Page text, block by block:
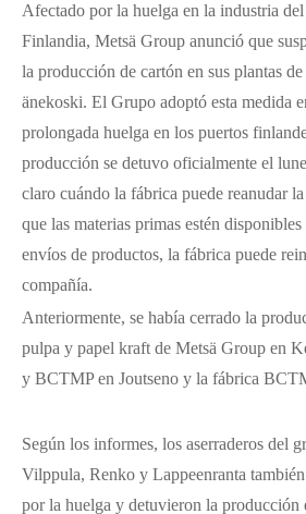
Afectado por la huelga en la industria
Finlandia, Metsä Group anunció que
la producción de cartón en sus plantas
änekoski. El Grupo adoptó esta medida
prolongada huelga en los puertos
producción se detuvo oficialmente el
claro cuándo la fábrica puede reanudar
que las materias primas estén
envíos de productos, la fábrica puede
compañía.
Anteriormente, se había cerrado la
pulpa y papel kraft de Metsä Group en
y BCTMP en Joutseno y la fábrica
Según los informes, los aserraderos del
Vilppula, Renko y Lappeenranta
por la huelga y detuvieron la producción